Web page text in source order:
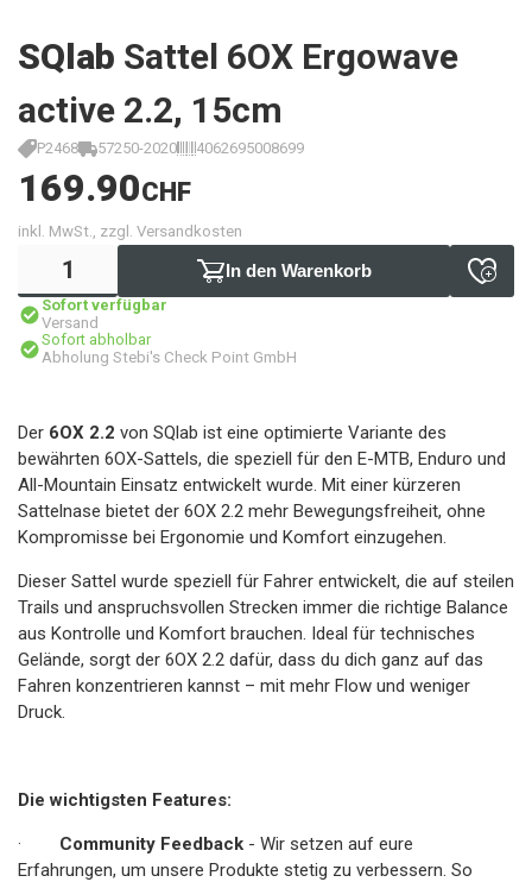
SQlab Sattel 6OX Ergowave
active 2.2, 15cm
P2468 57250-2020 4062695008699
169.90CHF
inkl. MwSt., zzgl. Versandkosten
In den Warenkorb
Sofort verfügbar
Versand
Sofort abholbar
Abholung Stebi's Check Point GmbH
Der 6OX 2.2 von SQlab ist eine optimierte Variante des
bewährten 6OX-Sattels, die speziell für den E-MTB, Enduro und
All-Mountain Einsatz entwickelt wurde. Mit einer kürzeren
Sattelnase bietet der 6OX 2.2 mehr Bewegungsfreiheit, ohne
Kompromisse bei Ergonomie und Komfort einzugehen.
Dieser Sattel wurde speziell für Fahrer entwickelt, die auf steilen
Trails und anspruchsvollen Strecken immer die richtige Balance
aus Kontrolle und Komfort brauchen. Ideal für technisches
Gelände, sorgt der 6OX 2.2 dafür, dass du dich ganz auf das
Fahren konzentrieren kannst – mit mehr Flow und weniger
Druck.
Die wichtigsten Features:
· Community Feedback - Wir setzen auf eure
Erfahrungen, um unsere Produkte stetig zu verbessern. So